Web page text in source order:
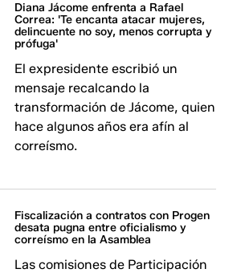
Diana Jácome enfrenta a Rafael
Correa: 'Te encanta atacar mujeres,
delincuente no soy, menos corrupta y
prófuga'
El expresidente escribió un
mensaje recalcando la
transformación de Jácome, quien
hace algunos años era afín al
correísmo.
Fiscalización a contratos con Progen
desata pugna entre oficialismo y
correísmo en la Asamblea
Las comisiones de Participación